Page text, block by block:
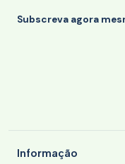
Subscreva agora
Informação